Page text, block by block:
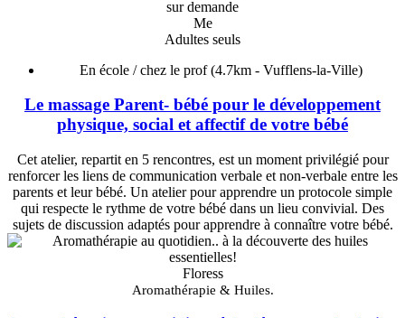
sur demande
Me
Adultes seuls
En école / chez le prof(4.7km - Vufflens-la-Ville)
Le massage Parent- bébé pour le développement
physique, social et affectif de votre bébé
Cet atelier, repartit en 5 rencontres, est un moment privilégié pour
renforcer les liens de communication verbale et non-verbale entre les
parents et leur bébé. Un atelier pour apprendre un protocole simple
qui respecte le rythme de votre bébé dans un lieu convivial. Des
sujets de discussion adaptés pour apprendre à connaître votre bébé.
Floress
Aromathérapie & Huiles.